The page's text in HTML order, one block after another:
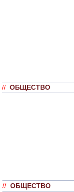
// ОБЩЕСТВО
// ОБЩЕСТВО